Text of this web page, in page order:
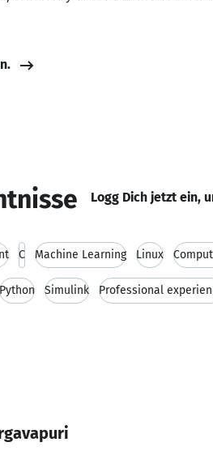
Logg Dich jetzt ein,
C Machine Learning Linux
Python Simulink Professional